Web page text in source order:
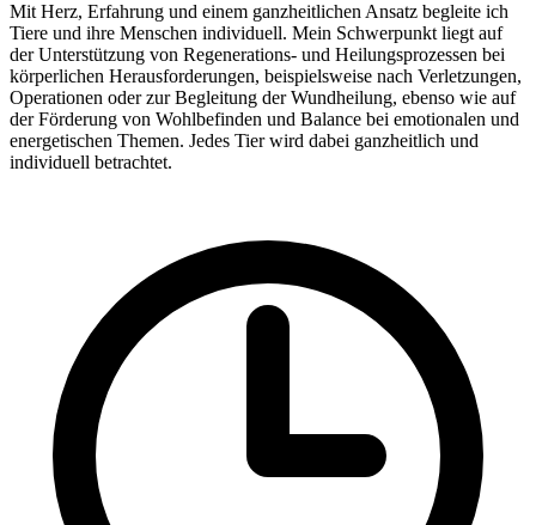
Mit Herz, Erfahrung und einem ganzheitlichen Ansatz begleite ich
Tiere und ihre Menschen individuell. Mein Schwerpunkt liegt auf
der Unterstützung von Regenerations- und Heilungsprozessen bei
körperlichen Herausforderungen, beispielsweise nach Verletzungen,
Operationen oder zur Begleitung der Wundheilung, ebenso wie auf
der Förderung von Wohlbefinden und Balance bei emotionalen und
energetischen Themen. Jedes Tier wird dabei ganzheitlich und
individuell betrachtet.